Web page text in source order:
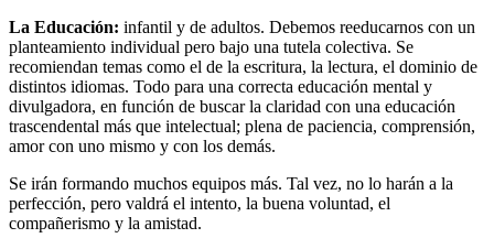
La Educación: infantil y de adultos. Debemos reeducarnos con un
planteamiento individual pero bajo una tutela colectiva. Se
recomiendan temas como el de la escritura, la lectura, el dominio de
distintos idiomas. Todo para una correcta educación mental y
divulgadora, en función de buscar la claridad con una educación
trascendental más que intelectual; plena de paciencia, comprensión,
amor con uno mismo y con los demás.
Se irán formando muchos equipos más. Tal vez, no lo harán a la
perfección, pero valdrá el intento, la buena voluntad, el
compañerismo y la amistad.